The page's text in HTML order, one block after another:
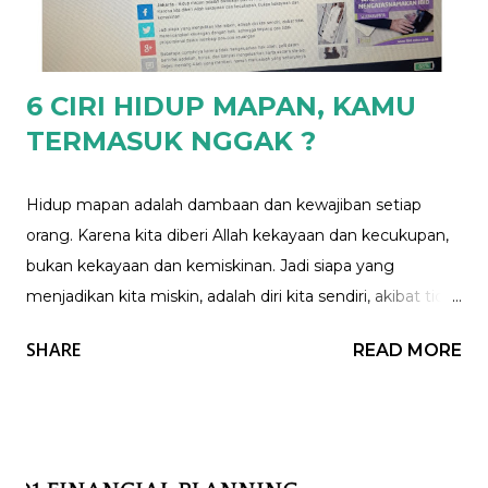
akhirnya Beban hutang menjadi tanggungan siapa
nantinya, tanggungan bersama, atau tetap tanggungan
mba Nita. 3. Juga bagaimana dengan alokasi untuk ...
6 CIRI HIDUP MAPAN, KAMU
TERMASUK NGGAK ?
Hidup mapan adalah dambaan dan kewajiban setiap
orang. Karena kita diberi Allah kekayaan dan kecukupan,
bukan kekayaan dan kemiskinan. Jadi siapa yang
menjadikan kita miskin, adalah diri kita sendiri, akibat tidak
timpang dan tidak proporsional dalam membagi pos-pos
Rejeki memang Allah yang memberi, namun manusialah
SHARE READ MORE